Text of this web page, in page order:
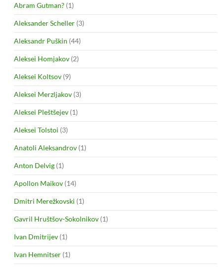
Abram Gutman? (1)
Aleksander Scheller (3)
Aleksandr Puškin (44)
Aleksei Homjakov (2)
Aleksei Koltsov (9)
Aleksei Merzljakov (3)
Aleksei Pleštšejev (1)
Aleksei Tolstoi (3)
Anatoli Aleksandrov (1)
Anton Delvig (1)
Apollon Maikov (14)
Dmitri Merežkovski (1)
Gavril Hruštšov-Sokolnikov (1)
Ivan Dmitrijev (1)
Ivan Hemnitser (1)